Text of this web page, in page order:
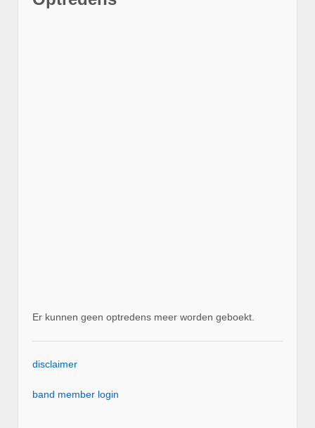
Er kunnen geen optredens meer worden geboekt.
disclaimer
band member login